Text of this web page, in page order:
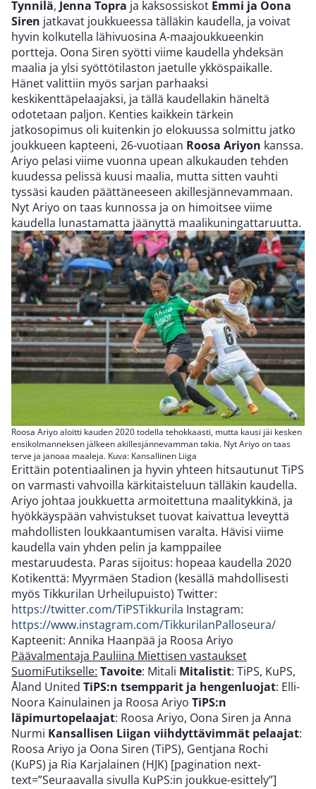
Tynnilä, Jenna Topra ja kaksossiskot Emmi ja Oona
Siren jatkavat joukkueessa tälläkin kaudella, ja voivat
hyvin kolkutella lähivuosina A-maajoukkueenkin
portteja. Oona Siren syötti viime kaudella yhdeksän
maalia ja ylsi syöttötilaston jaetulle ykköspaikalle.
Hänet valittiin myös sarjan parhaaksi
keskikenttäpelaajaksi, ja tällä kaudellakin häneltä
odotetaan paljon. Kenties kaikkein tärkein
jatkosopimus oli kuitenkin jo elokuussa solmittu jatko
joukkueen kapteeni, 26-vuotiaan Roosa Ariyon kanssa.
Ariyo pelasi viime vuonna upean alkukauden tehden
kuudessa pelissä kuusi maalia, mutta sitten vauhti
tyssäsi kauden päättäneeseen akillesjännevammaan.
Nyt Ariyo on taas kunnossa ja on himoitsee viime
kaudella lunastamatta jäänyttä maalikuningattaruutta.
Roosa Ariyo aloitti kauden 2020 todella tehokkaasti, mutta kausi jäi kesken
ensikolmanneksen jälkeen akillesjännevamman takia. Nyt Ariyo on taas
terve ja janoaa maaleja. Kuva: Kansallinen Liiga
Erittäin potentiaalinen ja hyvin yhteen hitsautunut TiPS
on varmasti vahvoilla kärkitaisteluun tälläkin kaudella.
Ariyo johtaa joukkuetta armoitettuna maalitykkinä, ja
hyökkäyspään vahvistukset tuovat kaivattua leveyttä
mahdollisten loukkaantumisen varalta. Hävisi viime
kaudella vain yhden pelin ja kamppailee
mestaruudesta. Paras sijoitus: hopeaa kaudella 2020
Kotikenttä: Myyrmäen Stadion (kesällä mahdollisesti
myös Tikkurilan Urheilupuisto) Twitter:
https://twitter.com/TiPSTikkurila Instagram:
https://www.instagram.com/TikkurilanPalloseura/
Kapteenit: Annika Haanpää ja Roosa Ariyo
Päävalmentaja Pauliina Miettisen vastaukset
SuomiFutikselle: Tavoite: Mitali Mitalistit: TiPS, KuPS,
Åland United TiPS:n tsempparit ja hengenluojat: Elli-
Noora Kainulainen ja Roosa Ariyo TiPS:n
läpimurtopelaajat: Roosa Ariyo, Oona Siren ja Anna
Nurmi Kansallisen Liigan viihdyttävimmät pelaajat:
Roosa Ariyo ja Oona Siren (TiPS), Gentjana Rochi
(KuPS) ja Ria Karjalainen (HJK) [pagination next-
text=”Seuraavalla sivulla KuPS:in joukkue-esittely”]